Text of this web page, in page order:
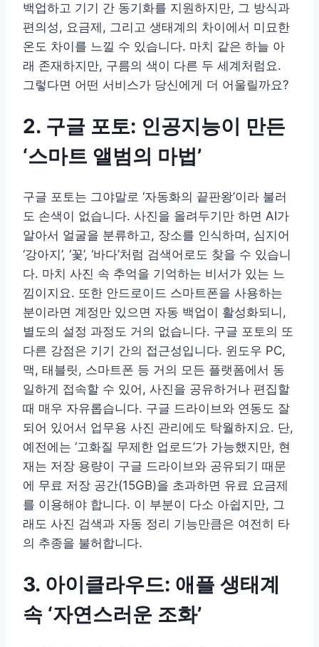
백업하고 기기 간 동기화를 지원하지만, 그 방식과
편의성, 요금제, 그리고 생태계의 차이에서 미묘한
온도 차이를 느낄 수 있습니다. 마치 같은 하늘 아
래 존재하지만, 구름의 색이 다른 두 세계처럼요.
그렇다면 어떤 서비스가 당신에게 더 어울릴까요?
2. 구글 포토: 인공지능이 만든
‘스마트 앨범의 마법’
구글 포토는 그야말로 ‘자동화의 끝판왕’이라 불러
도 손색이 없습니다. 사진을 올려두기만 하면 AI가
알아서 얼굴을 분류하고, 장소를 인식하며, 심지어
‘강아지’, ‘꽃’, ‘바다’처럼 검색어로도 찾을 수 있습니
다. 마치 사진 속 추억을 기억하는 비서가 있는 느
낌이지요. 또한 안드로이드 스마트폰을 사용하는
분이라면 계정만 있으면 자동 백업이 활성화되니,
별도의 설정 과정도 거의 없습니다. 구글 포토의 또
다른 강점은 기기 간의 접근성입니다. 윈도우 PC,
맥, 태블릿, 스마트폰 등 거의 모든 플랫폼에서 동
일하게 접속할 수 있어, 사진을 공유하거나 편집할
때 매우 자유롭습니다. 구글 드라이브와 연동도 잘
되어 있어서 업무용 사진 관리에도 탁월하지요. 단,
예전에는 ‘고화질 무제한 업로드’가 가능했지만, 현
재는 저장 용량이 구글 드라이브와 공유되기 때문
에 무료 저장 공간(15GB)을 초과하면 유료 요금제
를 이용해야 합니다. 이 부분이 다소 아쉽지만, 그
래도 사진 검색과 자동 정리 기능만큼은 여전히 타
의 추종을 불허합니다.
3. 아이클라우드: 애플 생태계
속 ‘자연스러운 조화’